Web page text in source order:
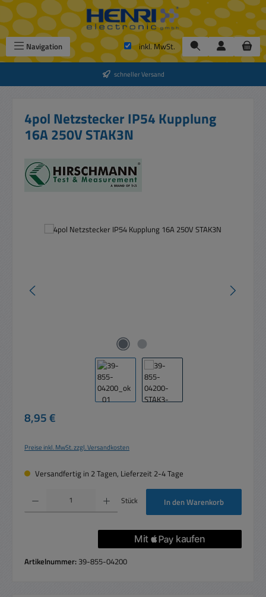
Zum Hauptinhalt springen
Navigation inkl. MwSt.
schneller Versand
4pol Netzstecker IP54 Kupplung
16A 250V STAK3N
Bildergalerie überspringen
Regulärer Preis:
8,95 €
Preise inkl. MwSt. zzgl. Versandkosten
Versandfertig in 2 Tagen, Lieferzeit 2-4 Tage
Produkt Anzahl: Gib den gewünschten Wert ein oder benutze die Schaltflächen um
Stück In den Warenkorb
Artikelnummer: 39-855-04200